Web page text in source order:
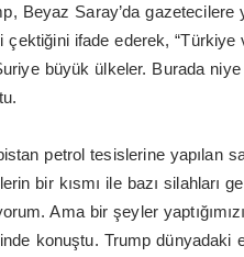
Beyaz Saray’da gazetecilere
ifade ederek,
büyük ülkeler. Burada
petrol tesislerine yapılan
bir kısmı ile bazı silahları
Ama bir şeyler
konuştu. Trump dünyadaki